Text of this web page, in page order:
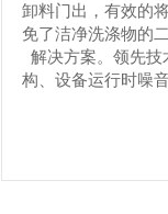
卸料门出，有效的
免了洁净洗涤物的
解决方案。领先
构、设备运行时噪